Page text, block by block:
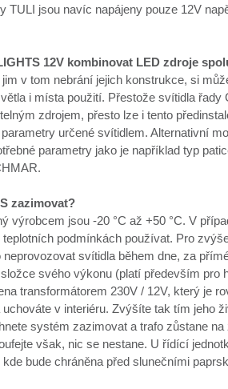
TULI jsou navíc napájeny pouze 12V
12V kombinovat LED zdroje
v tom nebrání jejich konstrukce, si
i místa použití. Přestože svítidla
zdrojem, přesto lze i tento
určené svítidlem. Alternativní
parametry jako je například typ
zazimovat?
výrobcem jsou -20 °C až +50 °C. V
podmínkách používat. Pro
svítidla během dne, za
svého výkonu (platí především pro
transformátorem 230V / 12V, který je
v interiéru. Zvýšíte tak tím jeho
systém zazimovat a trafo zůstane
však, nic se nestane. U řídící
bude chráněna před slunečními